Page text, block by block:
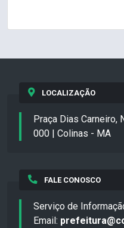
LOCALIZAÇÃO
Praça Dias Carneiro,
000 | Colinas - MA
FALE CONOSCO
Serviço de
Email: